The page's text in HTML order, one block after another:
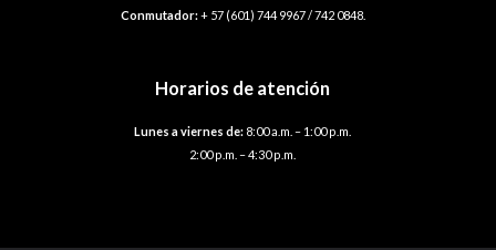
Conmutador:+ 57 (601) 744 9967 / 742 0848.
Horarios de atención
Lunes a viernes de: 8:00 a.m. – 1:00 p.m.
2:00 p.m. – 4:30 p.m.